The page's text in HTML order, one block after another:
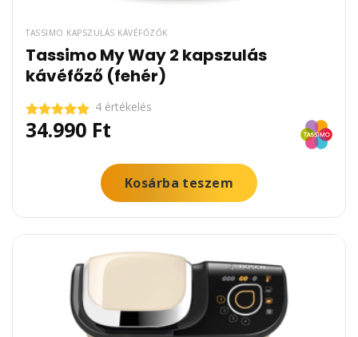
TASSIMO KAPSZULÁS KÁVÉFŐZŐK
Tassimo My Way 2 kapszulás
kávéfőző (fehér)
Értékelés:
5.00/ 5
4 értékelés
34.990 Ft
Kosárba teszem